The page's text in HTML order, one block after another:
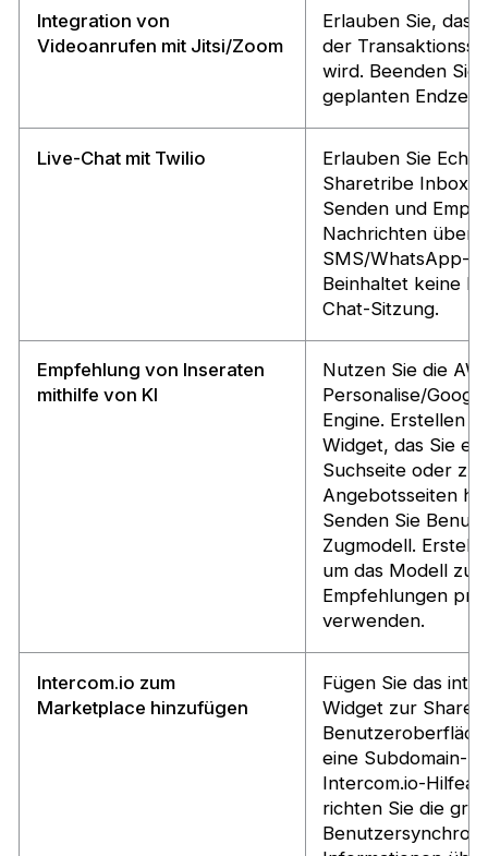
Integration von
Videoanrufen mit Jitsi/Zoom
Erlauben Sie,
der
wird. Beenden Sie
geplanten Endzeit.
Live-Chat mit Twilio
Erlauben Sie
Sharetribe Inbox-
Senden und
Nachrichten über
SMS/WhatsApp-
Beinhaltet keine
Chat-Sitzung.
Empfehlung von Inseraten
mithilfe von KI
Nutzen Sie die
Personalise/
Engine. Erstellen
Widget, das Sie
Suchseite oder
Angebotsseiten
Senden Sie
Zugmodell.
um das Modell
Empfehlungen
verwenden.
Intercom.io zum
Marketplace hinzufügen
Fügen Sie das
Widget zur
eine Subdomain-
Intercom.io-
richten Sie die